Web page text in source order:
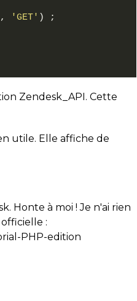
, 'GET' )
;
Zendesk_API. Cette
utile. Elle affiche de
Honte à moi ! Je n'ai rien
:
PHP-edition